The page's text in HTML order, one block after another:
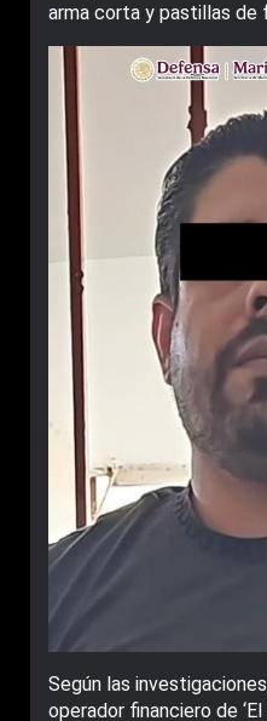
arma corta y pastillas de
Según las
operador financiero de ‘El